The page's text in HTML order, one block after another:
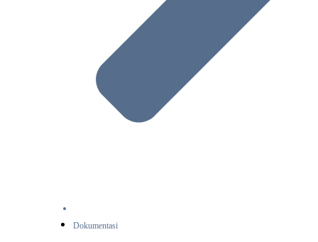
Dokumentasi